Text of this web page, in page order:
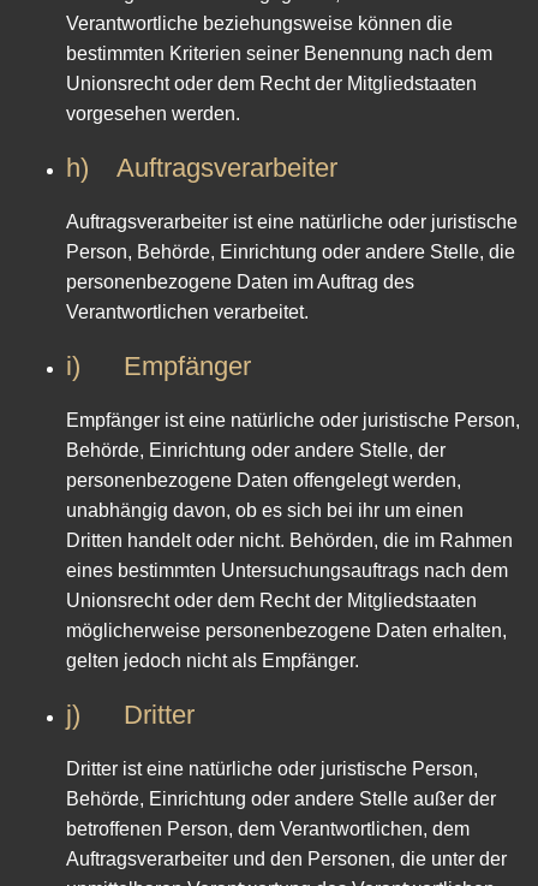
Verantwortliche beziehungsweise können die
bestimmten Kriterien seiner Benennung nach dem
Unionsrecht oder dem Recht der Mitgliedstaaten
vorgesehen werden.
h) Auftragsverarbeiter
Auftragsverarbeiter ist eine natürliche oder juristische
Person, Behörde, Einrichtung oder andere Stelle, die
personenbezogene Daten im Auftrag des
Verantwortlichen verarbeitet.
i) Empfänger
Empfänger ist eine natürliche oder juristische Person,
Behörde, Einrichtung oder andere Stelle, der
personenbezogene Daten offengelegt werden,
unabhängig davon, ob es sich bei ihr um einen
Dritten handelt oder nicht. Behörden, die im Rahmen
eines bestimmten Untersuchungsauftrags nach dem
Unionsrecht oder dem Recht der Mitgliedstaaten
möglicherweise personenbezogene Daten erhalten,
gelten jedoch nicht als Empfänger.
j) Dritter
Dritter ist eine natürliche oder juristische Person,
Behörde, Einrichtung oder andere Stelle außer der
betroffenen Person, dem Verantwortlichen, dem
Auftragsverarbeiter und den Personen, die unter der